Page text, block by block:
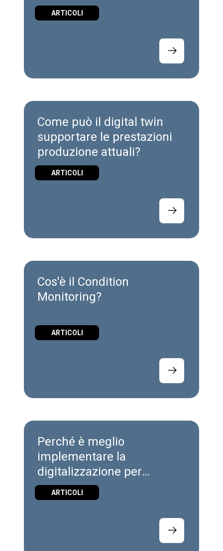
ARTICOLI
Come può il digital twin
supportare le prestazioni
produzione attuali?
ARTICOLI
Cos'è il Condition
Monitoring?
ARTICOLI
Perché è meglio
implementare la
digitalizzazione per
Industrie 4.0?
ARTICOLI